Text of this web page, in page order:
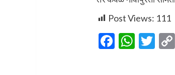
Post Views: 111